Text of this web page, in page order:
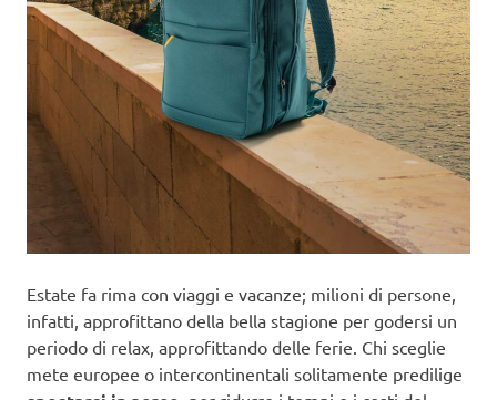
Estate fa rima con viaggi e vacanze; milioni di persone,
infatti, approfittano della bella stagione per godersi un
periodo di relax, approfittando delle ferie. Chi sceglie
mete europee o intercontinentali solitamente predilige